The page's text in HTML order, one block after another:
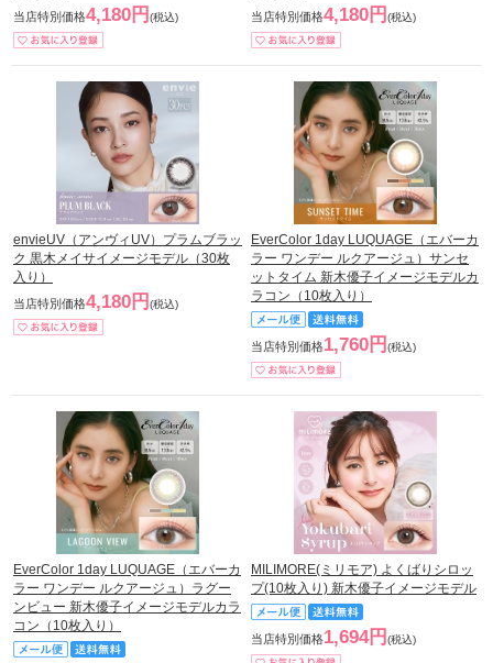
当店特別価格4,180円 (税込) 当店特別価格4,180円 (税込)
envieUV（アンヴィUV）プラムブラッ
ク 黒木メイサイメージモデル（30枚
入り）
当店特別価格4,180円 (税込)
EverColor 1day LUQUAGE（エバーカ
ラー ワンデー ルクアージュ）サンセ
ットタイム 新木優子イメージモデルカ
ラコン（10枚入り）
当店特別価格1,760円 (税込)
EverColor 1day LUQUAGE（エバーカ
ラー ワンデー ルクアージュ）ラグー
ンビュー 新木優子イメージモデルカラ
コン（10枚入り）
MILIMORE(ミリモア) よくばりシロッ
プ(10枚入り) 新木優子イメージモデル
当店特別価格1,694円 (税込)